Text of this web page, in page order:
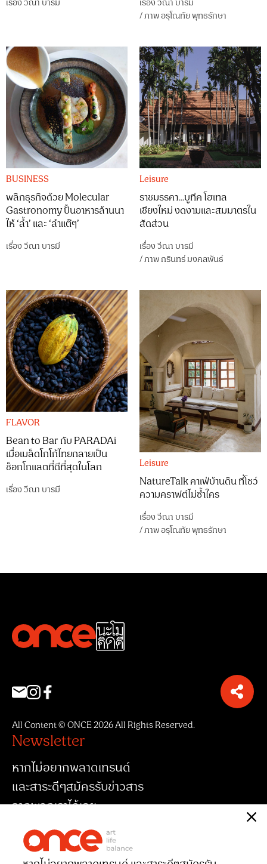
เรื่องวีณา บารมี เรื่องวีณา บารมี
/ภาพอรุโณทัย พุทธรักษา
BUSINESS
พลิกธุรกิจด้วย Molecular
Gastronomy ปั้นอาหารล้านนา
ให้ ‘ล้ำ’ และ ‘ลำแต๊ๆ’
เรื่องวีณา บารมี
Leisure
ราชมรรคา…บูทีค โฮเทล
เชียงใหม่ งดงามและสมมาตรใน
สัดส่วน
เรื่องวีณา บารมี
/ภาพกรินทร์ มงคลพันธ์
FLAVOR
Bean to Bar กับ PARADAi
เมื่อเมล็ดโกโก้ไทยกลายเป็น
ช็อกโกแลตที่ดีที่สุดในโลก
เรื่องวีณา บารมี
Leisure
NatureTalk คาเฟ่บ้านดิน ที่โชว์
ความคราฟต์ไม่ซ้ำใคร
เรื่องวีณา บารมี
/ภาพอรุโณทัย พุทธรักษา
All Content © ONCE 2026 All Rights Reserved.
Newsletter
หากไม่อยากพลาดเทรนด์
และสาระดีๆสมัครรับข่าวสาร
จากพวกเราได้เลย